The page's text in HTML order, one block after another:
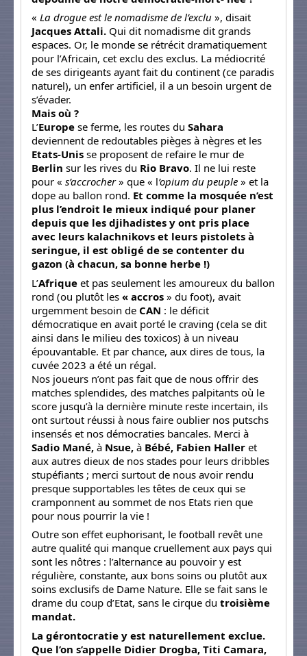
« La drogue est le nomadisme de l’exclu », disait
Jacques Attali. Qui dit nomadisme dit grands
espaces. Or, le monde se rétrécit dramatiquement
pour l’Africain, cet exclu des exclus. La médiocrité
de ses dirigeants ayant fait du continent (ce paradis
naturel), un enfer artificiel, il a un besoin urgent de
s’évader.
Mais où ?
L’Europe se ferme, les routes du Sahara
deviennent de redoutables pièges à nègres et les
Etats-Unis se proposent de refaire le mur de
Berlin sur les rives du Rio Bravo. Il ne lui reste
pour « s’accrocher» que « l’opium du peuple » et la
dope au ballon rond. Et comme la mosquée n’est
plus l’endroit le mieux indiqué pour planer
depuis que les djihadistes y ont pris place
avec leurs kalachnikovs et leurs pistolets à
seringue, il est obligé de se contenter du
gazon (à chacun, sa bonne herbe !)
L’Afrique et pas seulement les amoureux du ballon
rond (ou plutôt les « accros » du foot), avait
urgemment besoin de CAN : le déficit
démocratique en avait porté le craving (cela se dit
ainsi dans le milieu des toxicos) à un niveau
épouvantable. Et par chance, aux dires de tous, la
cuvée 2023 a été un régal.
Nos joueurs n’ont pas fait que de nous offrir des
matches splendides, des matches palpitants où le
score jusqu’à la dernière minute reste incertain, ils
ont surtout réussi à nous faire oublier nos putschs
insensés et nos démocraties bancales. Merci à
Sadio Mané, à Nsue, à Bébé, Fabien Haller et
aux autres dieux de nos stades pour leurs dribbles
stupéfiants ; merci surtout de nous avoir rendu
presque supportables les têtes de ceux qui se
cramponnent au sommet de nos Etats rien que
pour nous pourrir la vie !
Outre son effet euphorisant, le football revêt une
autre qualité qui manque cruellement aux pays qui
sont les nôtres : l’alternance au pouvoir y est
régulière, constante, aux bons soins ou plutôt aux
soins exclusifs de Dame Nature. Elle se fait sans le
drame du coup d’Etat, sans le cirque du troisième
mandat.
La gérontocratie y est naturellement exclue.
Que l’on s’appelle Didier Drogba, Titi Camara,